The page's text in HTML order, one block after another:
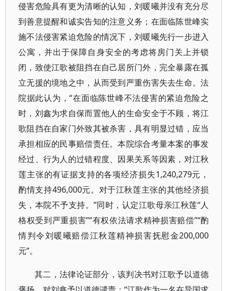
侵害危险具有更为清晰的认知，刘暖曦并没有充分尽
到善意提醒和诚实告知的注意义务；在面临陈世峰实
施不法侵害紧迫危险的情况下，刘暖曦先行一步进入
公寓，并出于保障自身安全的考虑将房门关上并锁
闭，致使江歌被阻挡在自己居所门外，完全暴露在孤
立无援的境地之中，从而受到严重伤害失去生命。法
院据此认为，“在面临陈世峰不法侵害的紧迫危险之
时，刘鑫为求自保而置他人的生命安全于不顾，将江
歌阻挡在自家门外致其被杀害，具有明显过错，应当
承担相应的民事赔偿责任。本院综合考量本案的事发
经过、行为人的过错程度、因果关系等因素，对江秋
莲主张的有证据支持的各项经济损失1,240,279元，
酌情支持496,000元。对于江秋莲主张的其他经济损
失，本院不予支持。”同时，认定江歌母亲江秋莲“人
格权受到严重损害”“有权依法请求精神损害赔偿”“酌
情判令刘暖曦赔偿江秋莲精神损害抚慰金200,000
元”。
其二，法律论证部分，该判决书对江歌予以道德